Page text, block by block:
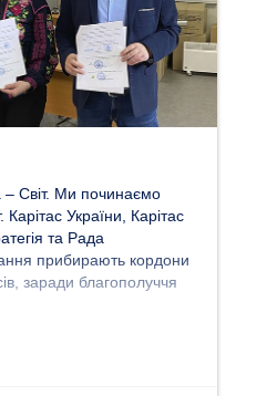
– Світ. Ми починаємо
України, Карітас
та Рада
прибирають кордони
заради благополуччя